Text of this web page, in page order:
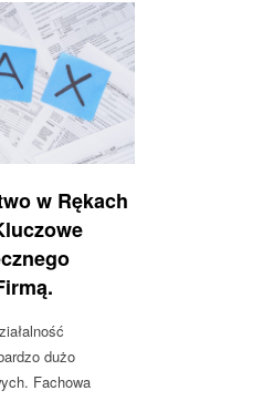
w Rękach
dużo
Fachowa